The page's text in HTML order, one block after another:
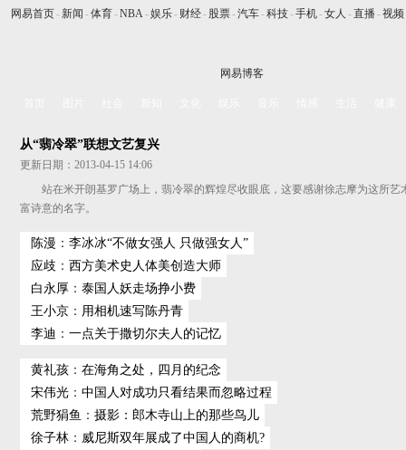
网易首页- 新闻 -体育-NBA-娱乐- 财经- 股票-汽车-科技-手机-女人 -直播-视频
网易博客
从“翡冷翠”联想文艺复兴
更新日期：2013-04-15 14:06
站在米开朗基罗广场上，翡冷翠的辉煌尽收眼底，这要感谢徐志摩为这所艺
富诗意的名字。
陈漫 ： 李冰冰“不做女强人 只做强女人”
应歧 ： 西方美术史人体美创造大师
白永厚 ： 泰国人妖走场挣小费
王小京 ： 用相机速写陈丹青
李迪 ： 一点关于撒切尔夫人的记忆
黄礼孩 ： 在海角之处，四月的纪念
宋伟光 ： 中国人对成功只看结果而忽略过程
荒野狷鱼 ： 摄影：郎木寺山上的那些鸟儿
徐子林 ： 威尼斯双年展成了中国人的商机?